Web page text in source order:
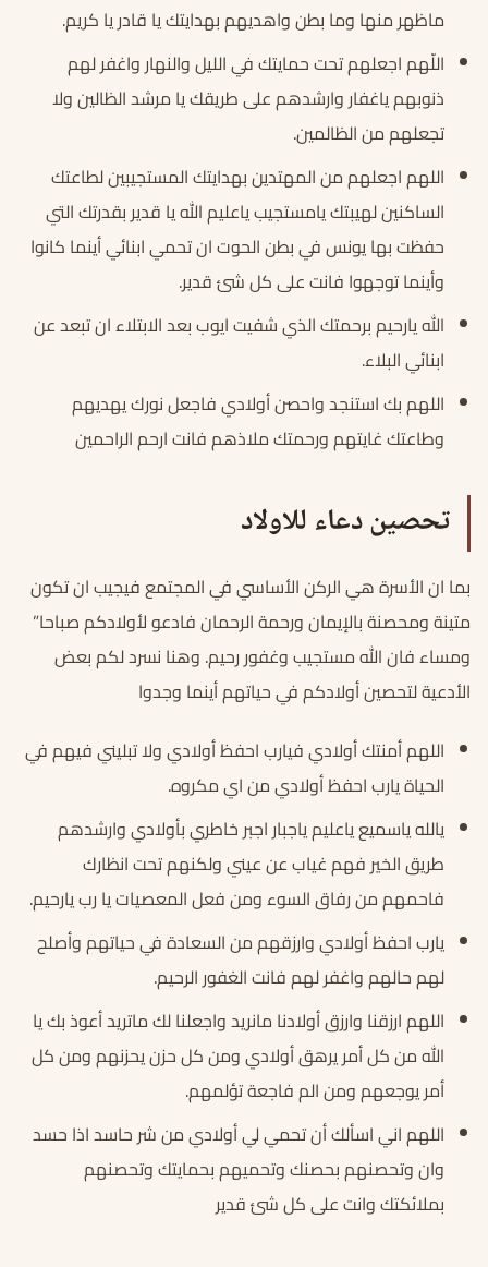
ماظهر منها وما بطن واهديهم بهدايتك يا قادر يا كريم.
اللّهم اجعلهم تحت حمايتك في الليل والنهار واغفر لهم
ذنوبهم ياغفار وارشدهم على طريقك يا مرشد الظالين ولا
تجعلهم من الظالمين.
اللهم اجعلهم من المهتدين بهدايتك المستجيبين لطاعتك
الساكنين لهيبتك يامستجيب ياعليم الله يا قدير بقدرتك التي
حفظت بها يونس في بطن الحوت ان تحمي ابنائي أينما كانوا
وأينما توجهوا فانت على كل شئ قدير.
الله يارحيم برحمتك الذي شفيت ايوب بعد الابتلاء ان تبعد عن
ابنائي البلاء.
اللهم بك استنجد واحصن أولادي فاجعل نورك يهديهم
وطاعتك غايتهم ورحمتك ملاذهم فانت ارحم الراحمين
تحصين دعاء للاولاد
بما ان الأسرة هي الركن الأساسي في المجتمع فيجيب ان تكون
متينة ومحصنة بالإيمان ورحمة الرحمان فادعو لأولادكم صباحا”
ومساء فان الله مستجيب وغفور رحيم. وهنا نسرد لكم بعض
الأدعية لتحصين أولادكم في حياتهم أينما وجدوا
اللهم أمنتك أولادي فيارب احفظ أولادي ولا تبليني فيهم في
الحياة يارب احفظ أولادي من اي مكروه.
يالله ياسميع ياعليم ياجبار اجبر خاطري بأولادي وارشدهم
طريق الخير فهم غياب عن عيني ولكنهم تحت انظارك
فاحمهم من رفاق السوء ومن فعل المعصيات يا رب يارحيم.
يارب احفظ أولادي وارزقهم من السعادة في حياتهم وأصلح
لهم حالهم واغفر لهم فانت الغفور الرحيم.
اللهم ارزقنا وارزق أولادنا مانريد واجعلنا لك ماتريد أعوذ بك يا
الله من كل أمر يرهق أولادي ومن كل حزن يحزنهم ومن كل
أمر يوجعهم ومن الم فاجعة تؤلمهم.
اللهم اني اسألك أن تحمي لي أولادي من شر حاسد اذا حسد
وان وتحصنهم بحصنك وتحميهم بحمايتك وتحصنهم
بملائكتك وانت على كل شئ قدير